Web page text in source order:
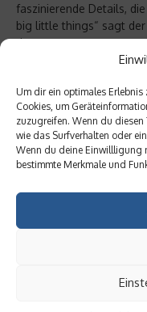
Um dir ein optimales
Cookies, um
zuzugreifen. Wenn du
wie das Surfverhalten oder
Wenn du deine Einwillligung
bestimmte Merkmale und
faszinierende Details,
big little things“ sagt
dazu....